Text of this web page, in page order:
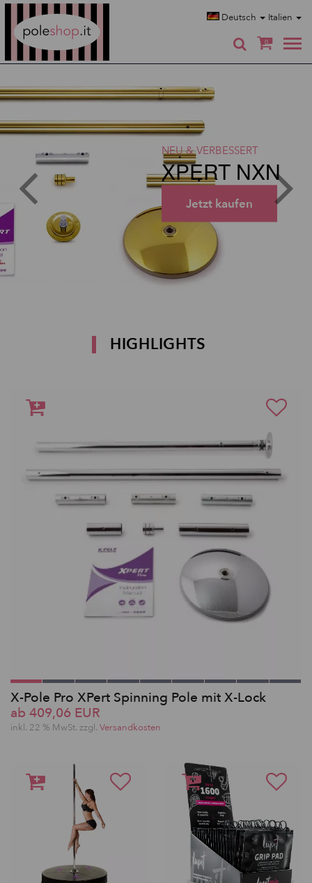
Deutsch Italien
0
NEU & VERBESSERT
XPERT NXN
Jetzt kaufen
HIGHLIGHTS
X-Pole Pro XPert Spinning Pole mit X-Lock
ab 409,06 EUR
inkl. 22 % MwSt. zzgl. Versandkosten